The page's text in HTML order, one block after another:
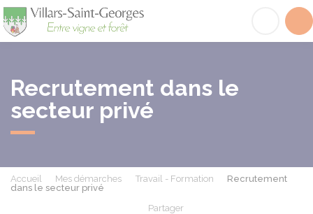
Recrutement dans le
secteur privé
Accueil Mes démarches Travail - Formation
Recrutement
dans le secteur privé
Partager